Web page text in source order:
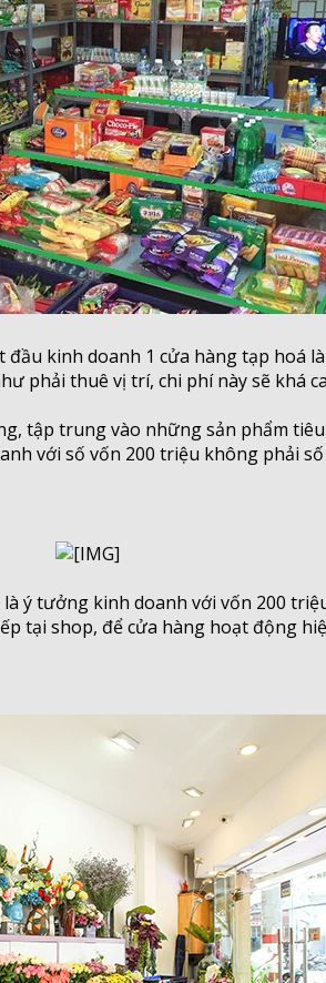
kinh doanh 1 cửa hàng tạp hoá
phải thuê vị trí, chi phí này sẽ khá
tập trung vào những sản phẩm
với số vốn 200 triệu không phải
ý tưởng kinh doanh với vốn 200
tại shop, để cửa hàng hoạt động